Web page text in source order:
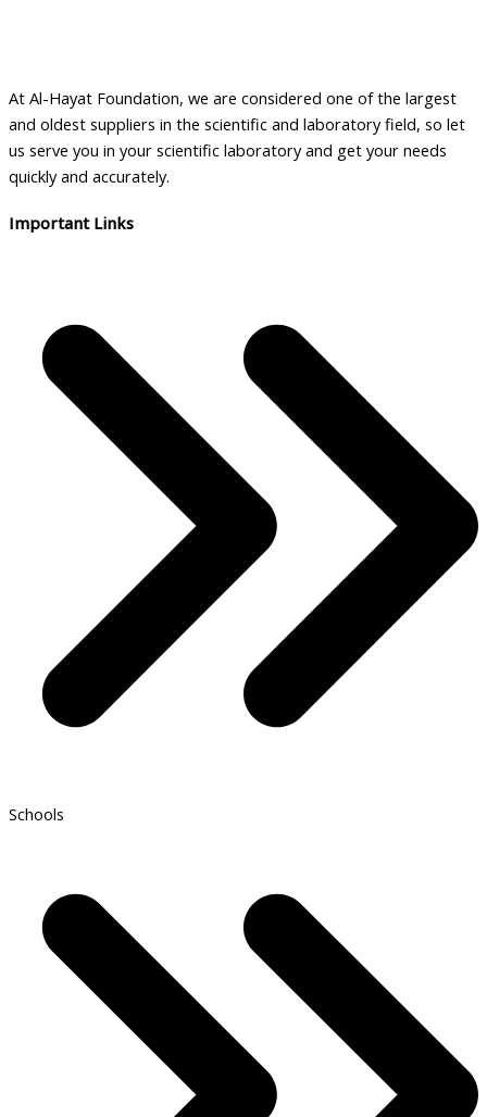
At Al-Hayat Foundation, we are considered one of the largest
and oldest suppliers in the scientific and laboratory field, so let
us serve you in your scientific laboratory and get your needs
quickly and accurately.
Important Links
Schools